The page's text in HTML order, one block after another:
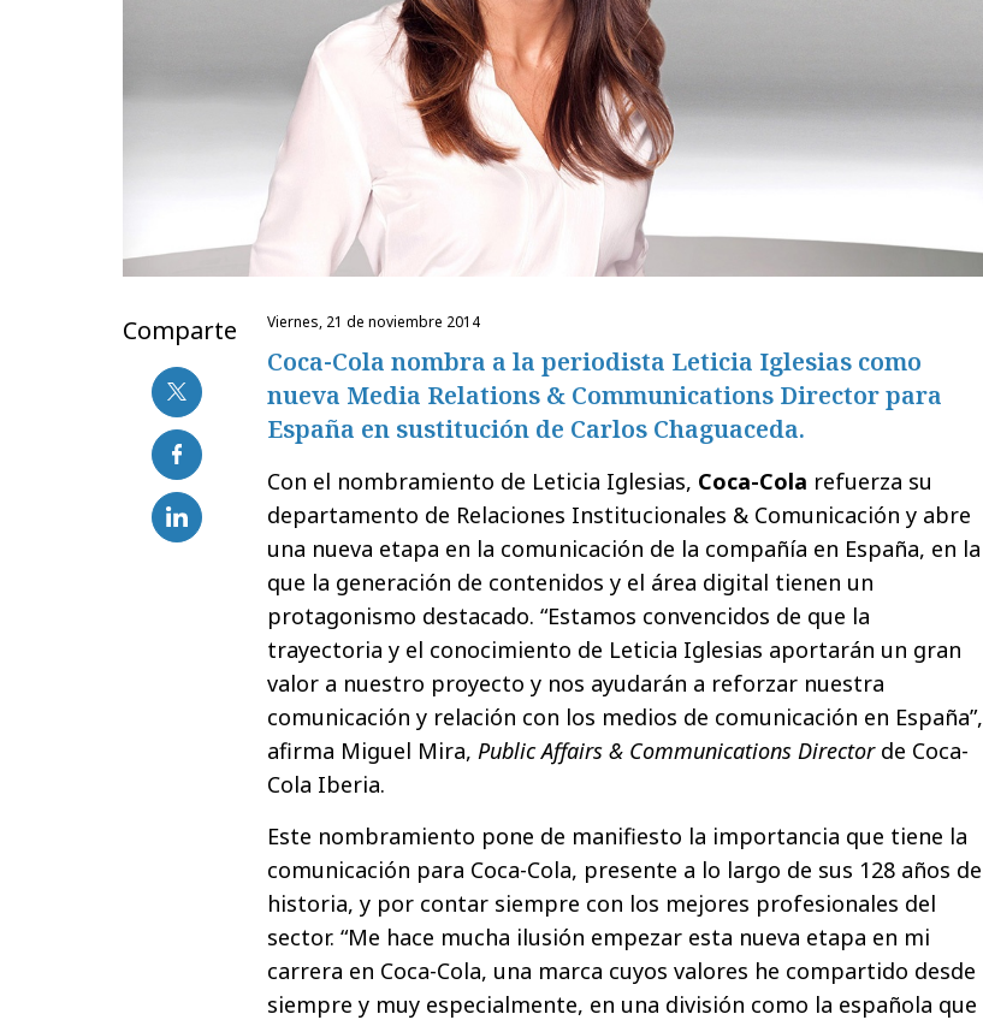
Comparte viernes, 21 de noviembre 2014
Coca-Cola nombra a la periodista Leticia Iglesias como
nueva Media Relations & Communications Director para
España en sustitución de Carlos Chaguaceda.
Con el nombramiento de Leticia Iglesias, Coca-Cola refuerza su
departamento de Relaciones Institucionales & Comunicación y abre
una nueva etapa en la comunicación de la compañía en España, en la
que la generación de contenidos y el área digital tienen un
protagonismo destacado. “Estamos convencidos de que la
trayectoria y el conocimiento de Leticia Iglesias aportarán un gran
valor a nuestro proyecto y nos ayudarán a reforzar nuestra
comunicación y relación con los medios de comunicación en España”,
afirma Miguel Mira, Public Affairs & Communications Directorde Coca-
Cola Iberia.
Este nombramiento pone de manifiesto la importancia que tiene la
comunicación para Coca-Cola, presente a lo largo de sus 128 años de
historia, y por contar siempre con los mejores profesionales del
sector. “Me hace mucha ilusión empezar esta nueva etapa en mi
carrera en Coca-Cola, una marca cuyos valores he compartido desde
siempre y muy especialmente, en una división como la española que